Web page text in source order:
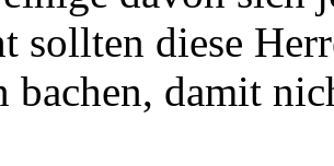
sollten diese
bachen, damit